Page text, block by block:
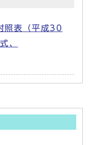
照表（平成30
、